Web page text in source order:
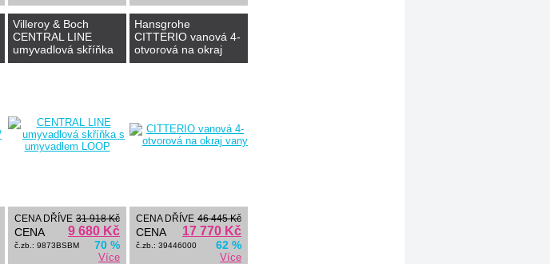
Villeroy & Boch
CENTRAL LINE
umyvadlová skříňka
s umyvadlem LOOP
CENA DŘÍVE 31 918 Kč
CENA 9 680 Kč
č.zb.: 9873BSBM 70 %
Více
Hansgrohe
CITTERIO vanová 4-
otvorová na okraj
vany
CENA DŘÍVE 46 445 Kč
CENA 17 770 Kč
č.zb.: 39446000 62 %
Více